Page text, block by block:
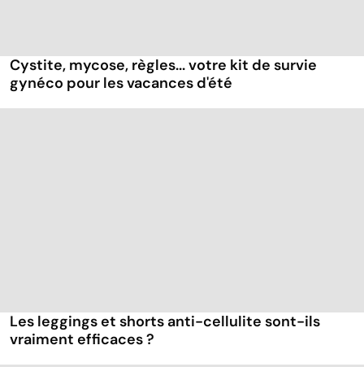
Cystite, mycose, règles... votre kit de survie
gynéco pour les vacances d'été
Les leggings et shorts anti-cellulite sont-ils
vraiment efficaces ?